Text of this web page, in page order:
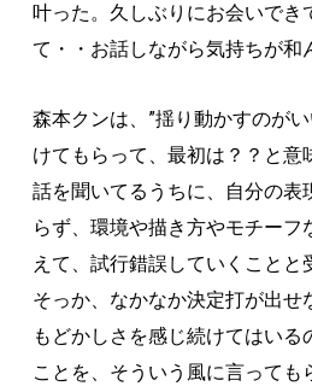
叶った。久しぶりにお会いでき
て・・お話しながら気持ちが和
森本クンは、”揺り動かすのが
けてもらって、最初は？？と意
話を聞いてるうちに、自分の表
らず、環境や描き方やモチーフ
えて、試行錯誤していくことと
そっか、なかなか決定打が出せ
もどかしさを感じ続けてはいる
ことを、そういう風に言っても